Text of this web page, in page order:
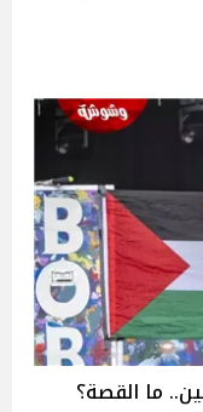
ما القصة؟